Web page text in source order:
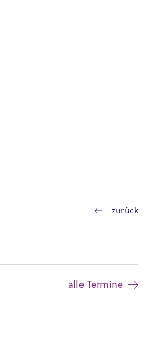
zurück
alle Termine